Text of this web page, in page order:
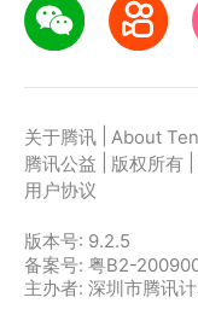
关于腾讯 About
腾讯公益
版权所有
用户协议
版本号: 9.2.5
备案号: 粤B2-
主办者: 深圳市腾讯